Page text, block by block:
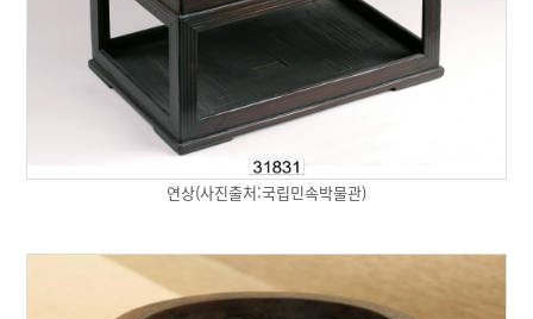
연상(사진출처:국립민속박물관)